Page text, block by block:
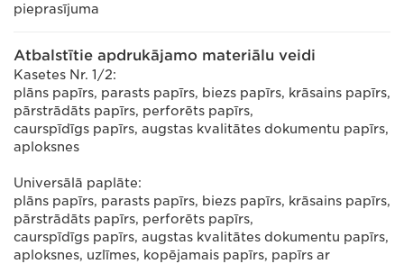
pieprasījuma
Atbalstītie apdrukājamo materiālu veidi
Kasetes Nr. 1/2:
plāns papīrs, parasts papīrs, biezs papīrs, krāsains papīrs,
pārstrādāts papīrs, perforēts papīrs,
caurspīdīgs papīrs, augstas kvalitātes dokumentu papīrs,
aploksnes
Universālā paplāte:
plāns papīrs, parasts papīrs, biezs papīrs, krāsains papīrs,
pārstrādāts papīrs, perforēts papīrs,
caurspīdīgs papīrs, augstas kvalitātes dokumentu papīrs,
aploksnes, uzlīmes, kopējamais papīrs, papīrs ar